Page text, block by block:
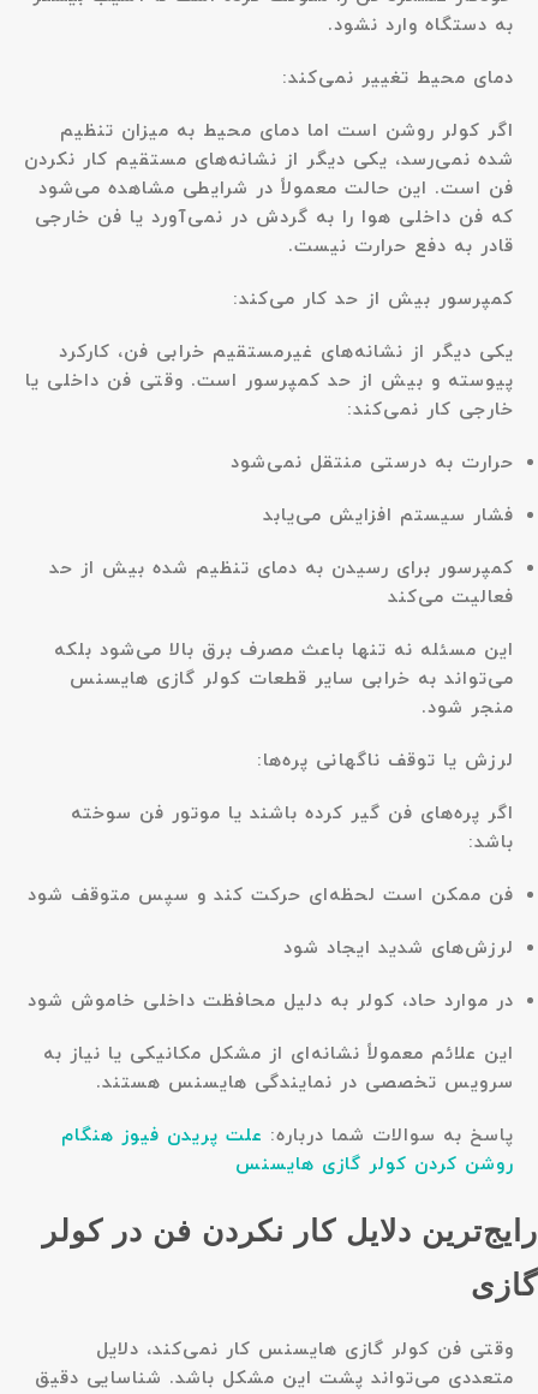
به دستگاه وارد نشود.
دمای محیط تغییر نمی‌کند:
اگر کولر روشن است اما دمای محیط به میزان تنظیم
شده نمی‌رسد، یکی دیگر از نشانه‌های مستقیم کار نکردن
فن است. این حالت معمولاً در شرایطی مشاهده می‌شود
که فن داخلی هوا را به گردش در نمی‌آورد یا فن خارجی
قادر به دفع حرارت نیست.
کمپرسور بیش از حد کار می‌کند:
یکی دیگر از نشانه‌های غیرمستقیم خرابی فن، کارکرد
پیوسته و بیش از حد کمپرسور است. وقتی فن داخلی یا
خارجی کار نمی‌کند:
حرارت به درستی منتقل نمی‌شود
فشار سیستم افزایش می‌یابد
کمپرسور برای رسیدن به دمای تنظیم شده بیش از حد
فعالیت می‌کند
این مسئله نه تنها باعث مصرف برق بالا می‌شود بلکه
می‌تواند به خرابی سایر قطعات کولر گازی هایسنس
منجر شود.
لرزش یا توقف ناگهانی پره‌ها:
اگر پره‌های فن گیر کرده باشند یا موتور فن سوخته
باشد:
فن ممکن است لحظه‌ای حرکت کند و سپس متوقف شود
لرزش‌های شدید ایجاد شود
در موارد حاد، کولر به دلیل محافظت داخلی خاموش شود
این علائم معمولاً نشانه‌ای از مشکل مکانیکی یا نیاز به
سرویس تخصصی در نمایندگی هایسنس هستند.
پاسخ به سوالات شما درباره: علت پریدن فیوز هنگام
روشن کردن کولر گازی هایسنس
رایج‌ترین دلایل کار نکردن فن در کولر
گازی
وقتی فن کولر گازی هایسنس کار نمی‌کند، دلایل
متعددی می‌تواند پشت این مشکل باشد. شناسایی دقیق